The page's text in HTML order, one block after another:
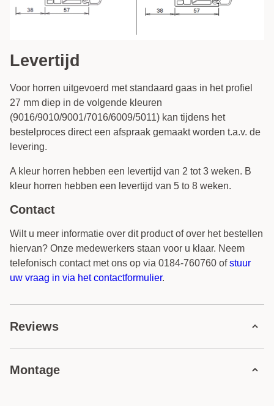
Levertijd
Voor horren uitgevoerd met standaard gaas in het profiel
27 mm diep in de volgende kleuren
(9016/9010/9001/7016/6009/5011) kan tijdens het
bestelproces direct een afspraak gemaakt worden t.a.v. de
levering.
A kleur horren hebben een levertijd van 2 tot 3 weken. B
kleur horren hebben een levertijd van 5 to 8 weken.
Contact
Wilt u meer informatie over dit product of over het bestellen
hiervan? Onze medewerkers staan voor u klaar. Neem
telefonisch contact met ons op via 0184-760760 ofstuur
uw vraag in via het contactformulier.
Reviews
Montage